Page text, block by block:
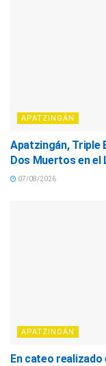
APATZINGÁN
Apatzingán, Triple
Dos Muertos en el
07/08/2026
APATZINGÁN
En cateo realizado